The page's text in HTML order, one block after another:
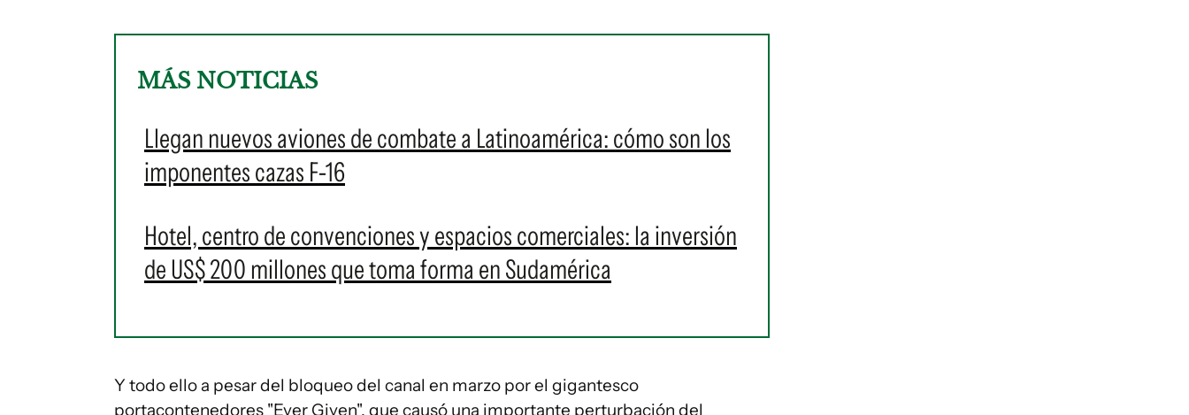
MÁS NOTICIAS
Llegan nuevos aviones de combate a Latinoamérica: cómo son los
imponentes cazas F-16
Hotel, centro de convenciones y espacios comerciales: la inversión
de US$ 200 millones que toma forma en Sudamérica
Y todo ello a pesar del bloqueo del canal en marzo por el gigantesco
portacontenedores "Ever Given", que causó una importante perturbación del